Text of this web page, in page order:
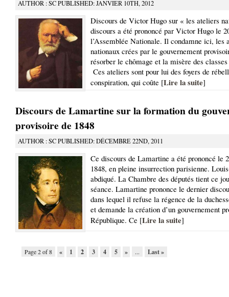
AUTHOR : SC PUBLISHED: JANVIER 10TH, 2012
Discours de Victor Hugo sur « les ateliers
discours a été prononcé par Victor Hugo le
l’Assemblée Nationale. Il condamne ici, les
nationaux crées par le gouvernement
résorber le chômage et la misère des
Ces ateliers sont pour lui des foyers de
conspiration, qui coûte [Lire la suite]
Discours de Lamartine sur la formation du
provisoire de 1848
AUTHOR : SC PUBLISHED: DÉCEMBRE 22ND, 2011
Ce discours de Lamartine a été prononcé le
1848, en pleine insurrection parisienne.
abdiqué. La Chambre des députés tient ce
séance. Lamartine prononce le dernier
dans lequel il refuse la régence de la
et demande la création d’un gouvernement
République. Ce [Lire la suite]
Page 2 of 8 « 1 2 3 4 5 » ... Last »